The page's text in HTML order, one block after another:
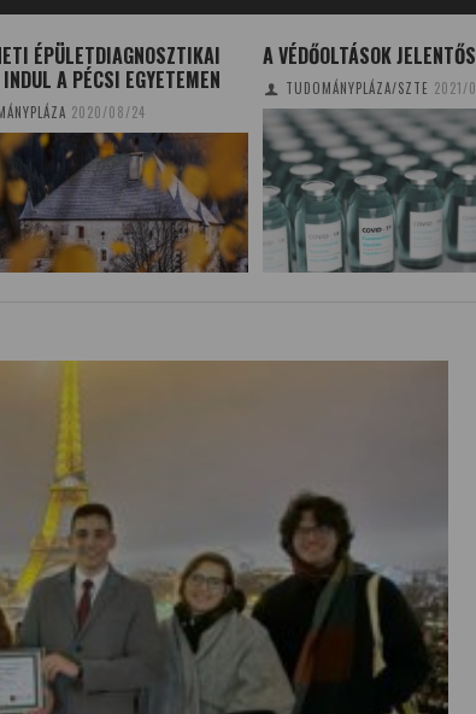
ÉPÜLETDIAGNOSZTIKAI
A PÉCSI EGYETEMEN
2020/08/24
A VÉDŐOLTÁSOK
TUDOMÁNYPLÁZA/SZTE 2021/